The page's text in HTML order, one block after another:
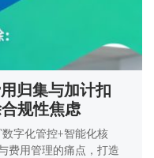
归集与加计扣
规性焦虑
字化管控+智能化核
费用管理的痛点，打造